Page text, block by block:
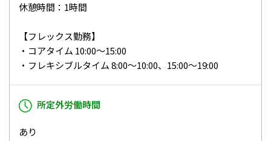
休憩時間：1時間
【フレックス勤務】
・コアタイム 10:00～15:00
・フレキシブルタイム 8:00～10:00、15:00～19:00
所定外労働時間
あり